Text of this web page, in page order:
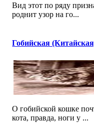
Вид этот по ряду
роднит узор на го...
Гобийская
О гобийской кошке
кота, правда, ноги у ...